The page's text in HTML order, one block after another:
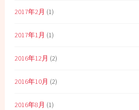
2017年2月 (1)
2017年1月 (1)
2016年12月 (2)
2016年10月 (2)
2016年8月 (1)